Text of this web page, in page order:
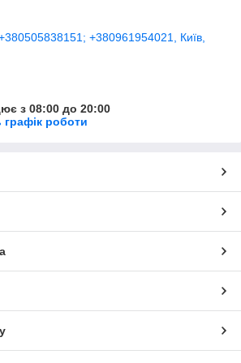
+380961954021, Київ,
з 08:00 до 20:00
графік роботи